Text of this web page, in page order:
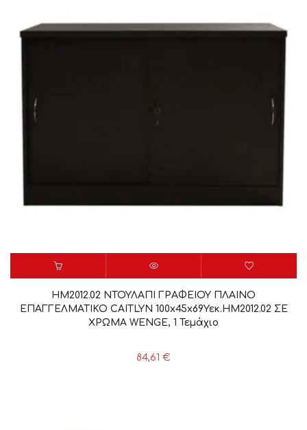
HM2012.02 ΝΤΟΥΛΑΠΙ ΓΡΑΦΕΙΟΥ ΠΛΑΙΝΟ
ΕΠΑΓΓΕΛΜΑΤΙΚΟ CAITLYN 100x45x69Υεκ.HM2012.02 ΣΕ
ΧΡΩΜΑ WENGE, 1 Τεμάχιο
84,61 €